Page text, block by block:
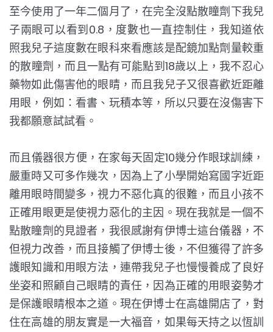
至今使用了一年二個月了，在完全沒點散瞳劑下我兒
子兩眼可以看到0.8，度數也一直控制住，我知道依
照我兒子這度數在眼科來看應該是配鏡加點劑量較重
的散瞳劑，而且一點有可能點到18歲以上，我不忍心
藥物如此傷害他的眼睛，而且我兒子又很喜歡近距離
用眼，例如：看書、玩積本等，所以只要在沒傷害下
我都願意試試看。
而且儀器很方便，在家每天固定10幾分作眼球訓練，
嚴重時又可多作幾次，因為上了小學開始寫國字近距
離用眼時間變多，視力不惡化真的很難，而且小孩不
正確用眼更是使視力惡化的主因。現在我就是一個不
點散瞳劑的見證者，我很感謝有伊博士這台儀器，不
但視力改善，而且接觸了伊博士後，不但獲得了許多
護眼知識和用眼方法，連帶我兒子也慢慢養成了良好
坐姿和照顧自己眼睛的責任，因為正確的用眼姿勢才
是保護眼睛根本之道。現在伊博士在高雄開店了，對
住在高雄的朋友實是一大福音，如果每天持之以恆訓